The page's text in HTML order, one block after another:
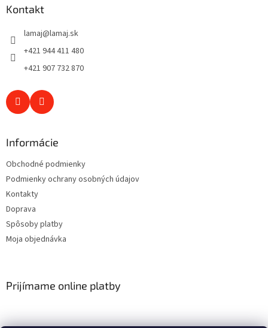
Kontakt
lamaj@lamaj.sk
+421 944 411 480
+421 907 732 870
Informácie
Obchodné podmienky
Podmienky ochrany osobných údajov
Kontakty
Doprava
Spôsoby platby
Moja objednávka
Prijímame online platby